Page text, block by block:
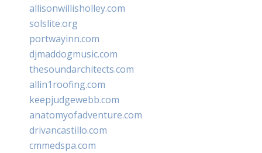
allisonwillisholley.com
solslite.org
portwayinn.com
djmaddogmusic.com
thesoundarchitects.com
allin1roofing.com
keepjudgewebb.com
anatomyofadventure.com
drivancastillo.com
cmmedspa.com